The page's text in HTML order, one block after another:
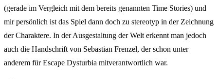
(gerade im Vergleich mit dem bereits genannten Time Stories) und
mir persönlich ist das Spiel dann doch zu stereotyp in der Zeichnung
der Charaktere. In der Ausgestaltung der Welt erkennt man jedoch
auch die Handschrift von Sebastian Frenzel, der schon unter
anderem für Escape Dysturbia mitverantwortlich war.